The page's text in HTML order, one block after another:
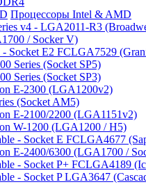
Процессоры Intel & AMD
v4 - LGA2011-R3
/ Socker V)
Socket E2 FCLGA7529
Series (Socket SP5)
Series (Socket SP3)
E-2300 (LGA1200v2)
(Socket AM5)
E-2100/2200 (LGA1151v2)
W-1200 (LGA1200 / H5)
- Socket E FCLGA4677
E-2400/6300 (LGA1700 /
- Socket P+ FCLGA4189
- Socket P LGA3647